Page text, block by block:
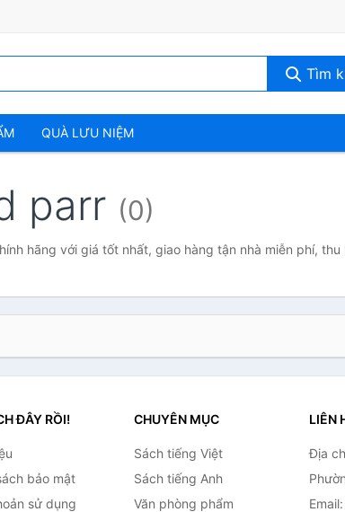
Tìm
QUÀ LƯU NIỆM
parr (0)
hãng với giá tốt nhất, giao hàng tận nhà miễn phí, thu
ĐÂY RỒI!
bảo mật
sử dụng
CHUYÊN MỤC
Sách tiếng Việt
Sách tiếng Anh
Văn phòng phẩm
LIÊN
Địa